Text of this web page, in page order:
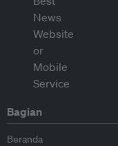
Bagian
Beranda